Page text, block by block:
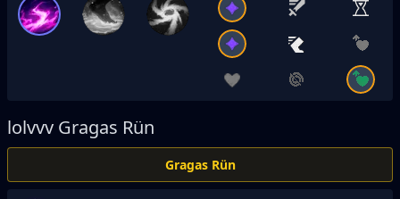
lolvvv Gragas Rün
Gragas Rün